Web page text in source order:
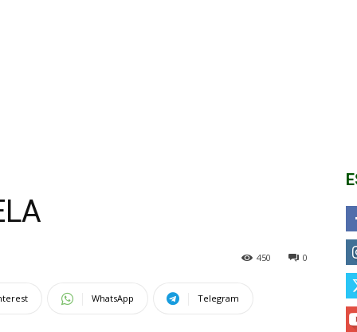
0
450
WhatsApp Telegram